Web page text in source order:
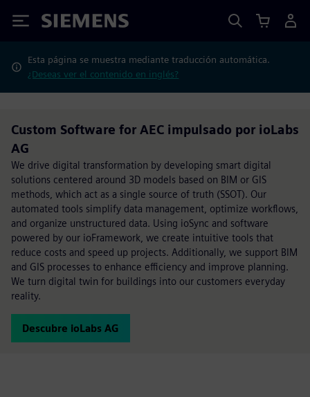
Siemens
Esta página se muestra mediante traducción automática.
¿Deseas ver el contenido en inglés?
Custom Software for AEC impulsado por ioLabs
AG
We drive digital transformation by developing smart digital
solutions centered around 3D models based on BIM or GIS
methods, which act as a single source of truth (SSOT). Our
automated tools simplify data management, optimize workflows,
and organize unstructured data. Using ioSync and software
powered by our ioFramework, we create intuitive tools that
reduce costs and speed up projects. Additionally, we support BIM
and GIS processes to enhance efficiency and improve planning.
We turn digital twin for buildings into our customers everyday
reality.
Descubre ioLabs AG